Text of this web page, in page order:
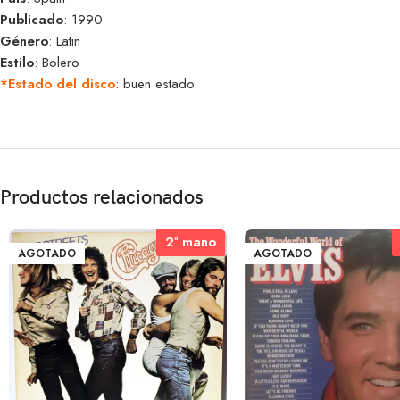
Publicado: 1990
Género: Latin
Estilo: Bolero
*Estado del disco: buen estado
Productos relacionados
AGOTADO
2ª mano
2ª mano
AGOTADO